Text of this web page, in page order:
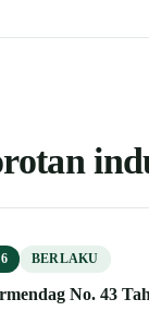
BERLAKU
No. 43